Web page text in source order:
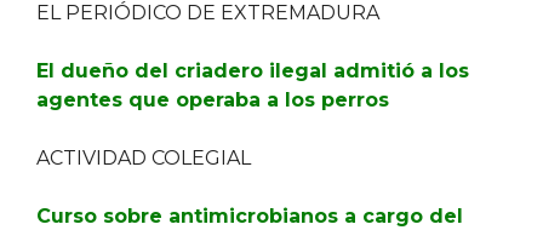
EL PERIÓDICO DE EXTREMADURA
El dueño del criadero ilegal admitió a los
agentes que operaba a los perros
ACTIVIDAD COLEGIAL
Curso sobre antimicrobianos a cargo del